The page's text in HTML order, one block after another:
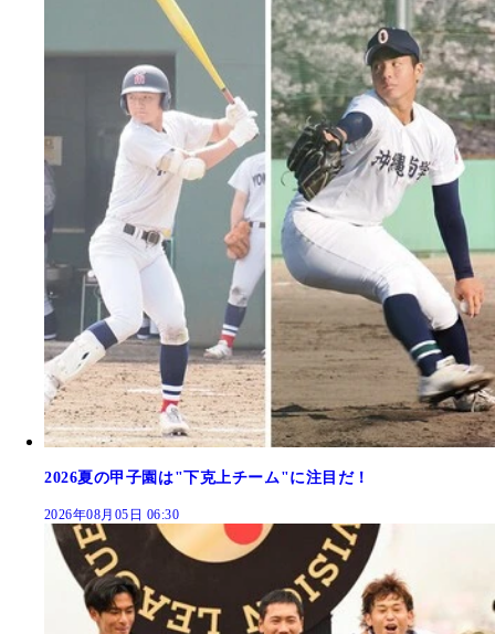
2026夏の甲子園は"下克上チーム"に注目だ！
2026年08月05日 06:30